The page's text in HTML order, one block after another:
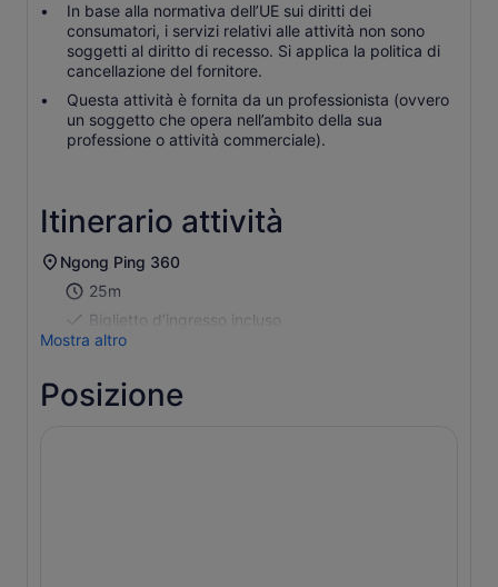
In base alla normativa dell’UE sui diritti dei
consumatori, i servizi relativi alle attività non sono
soggetti al diritto di recesso. Si applica la politica di
cancellazione del fornitore.
Questa attività è fornita da un professionista (ovvero
un soggetto che opera nell’ambito della sua
professione o attività commerciale).
Itinerario attività
Ngong Ping 360
25m
Biglietto d’ingresso incluso
Mostra altro
Posizione